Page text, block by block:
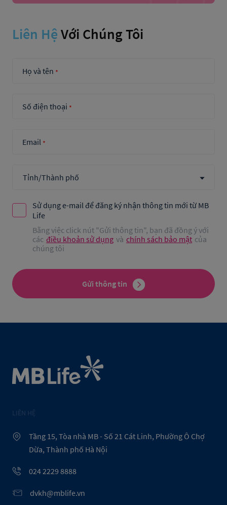
Liên HệVới Chúng Tôi
Họ và tên *
Số điện thoại *
Email *
Sử dụng e-mail để đăng ký nhận thông tin mới từ MB
Life
Bằng việc click nút "Gửi thông tin", bạn đã đồng ý với
các điều khoản sử dụng và chính sách bảo mật của
chúng tôi
Gửi thông tin
LIÊN HỆ
Tầng 15, Tòa nhà MB - Số 21 Cát Linh, Phường Ô Chợ
Dừa, Thành phố Hà Nội
024 2229 8888
dvkh@mblife.vn